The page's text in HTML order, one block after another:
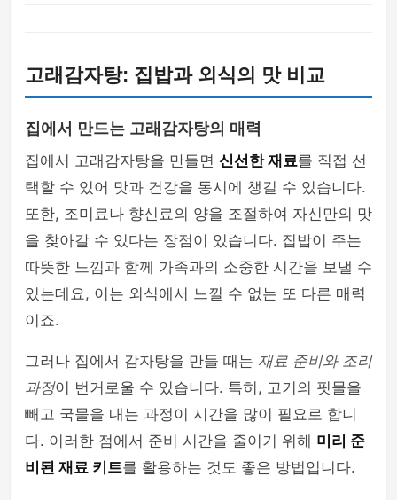
고래감자탕: 집밥과 외식의 맛 비교
집에서 만드는 고래감자탕의 매력
집에서 고래감자탕을 만들면 신선한 재료를 직접 선
택할 수 있어 맛과 건강을 동시에 챙길 수 있습니다.
또한, 조미료나 향신료의 양을 조절하여 자신만의 맛
을 찾아갈 수 있다는 장점이 있습니다. 집밥이 주는
따뜻한 느낌과 함께 가족과의 소중한 시간을 보낼 수
있는데요, 이는 외식에서 느낄 수 없는 또 다른 매력
이죠.
그러나 집에서 감자탕을 만들 때는 재료 준비와 조리
과정이 번거로울 수 있습니다. 특히, 고기의 핏물을
빼고 국물을 내는 과정이 시간을 많이 필요로 합니
다. 이러한 점에서 준비 시간을 줄이기 위해 미리 준
비된 재료 키트를 활용하는 것도 좋은 방법입니다.